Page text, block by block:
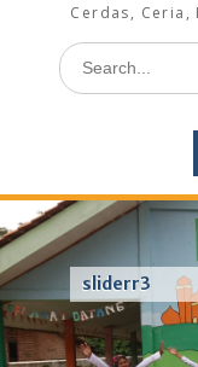
Cerdas,
Search
for:
sliderr3